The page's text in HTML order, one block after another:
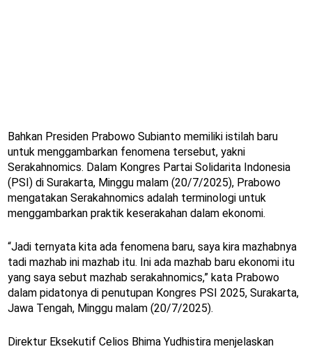
Bahkan Presiden Prabowo Subianto memiliki istilah baru
untuk menggambarkan fenomena tersebut, yakni
Serakahnomics. Dalam Kongres Partai Solidarita Indonesia
(PSI) di Surakarta, Minggu malam (20/7/2025), Prabowo
mengatakan Serakahnomics adalah terminologi untuk
menggambarkan praktik keserakahan dalam ekonomi.
“Jadi ternyata kita ada fenomena baru, saya kira mazhabnya
tadi mazhab ini mazhab itu. Ini ada mazhab baru ekonomi itu
yang saya sebut mazhab serakahnomics,” kata Prabowo
dalam pidatonya di penutupan Kongres PSI 2025, Surakarta,
Jawa Tengah, Minggu malam (20/7/2025).
Direktur Eksekutif Celios Bhima Yudhistira menjelaskan